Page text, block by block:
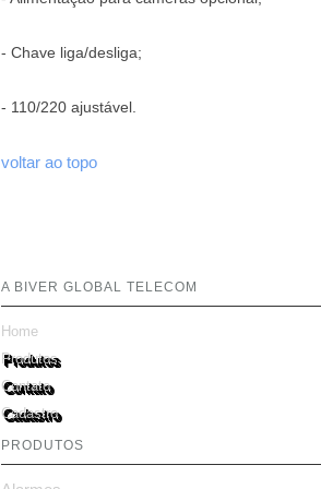
- Chave liga/desliga;
- 110/220 ajustável.
voltar ao topo
A BIVER GLOBAL TELECOM
Home
Produtos
Contato
Cadastro
PRODUTOS